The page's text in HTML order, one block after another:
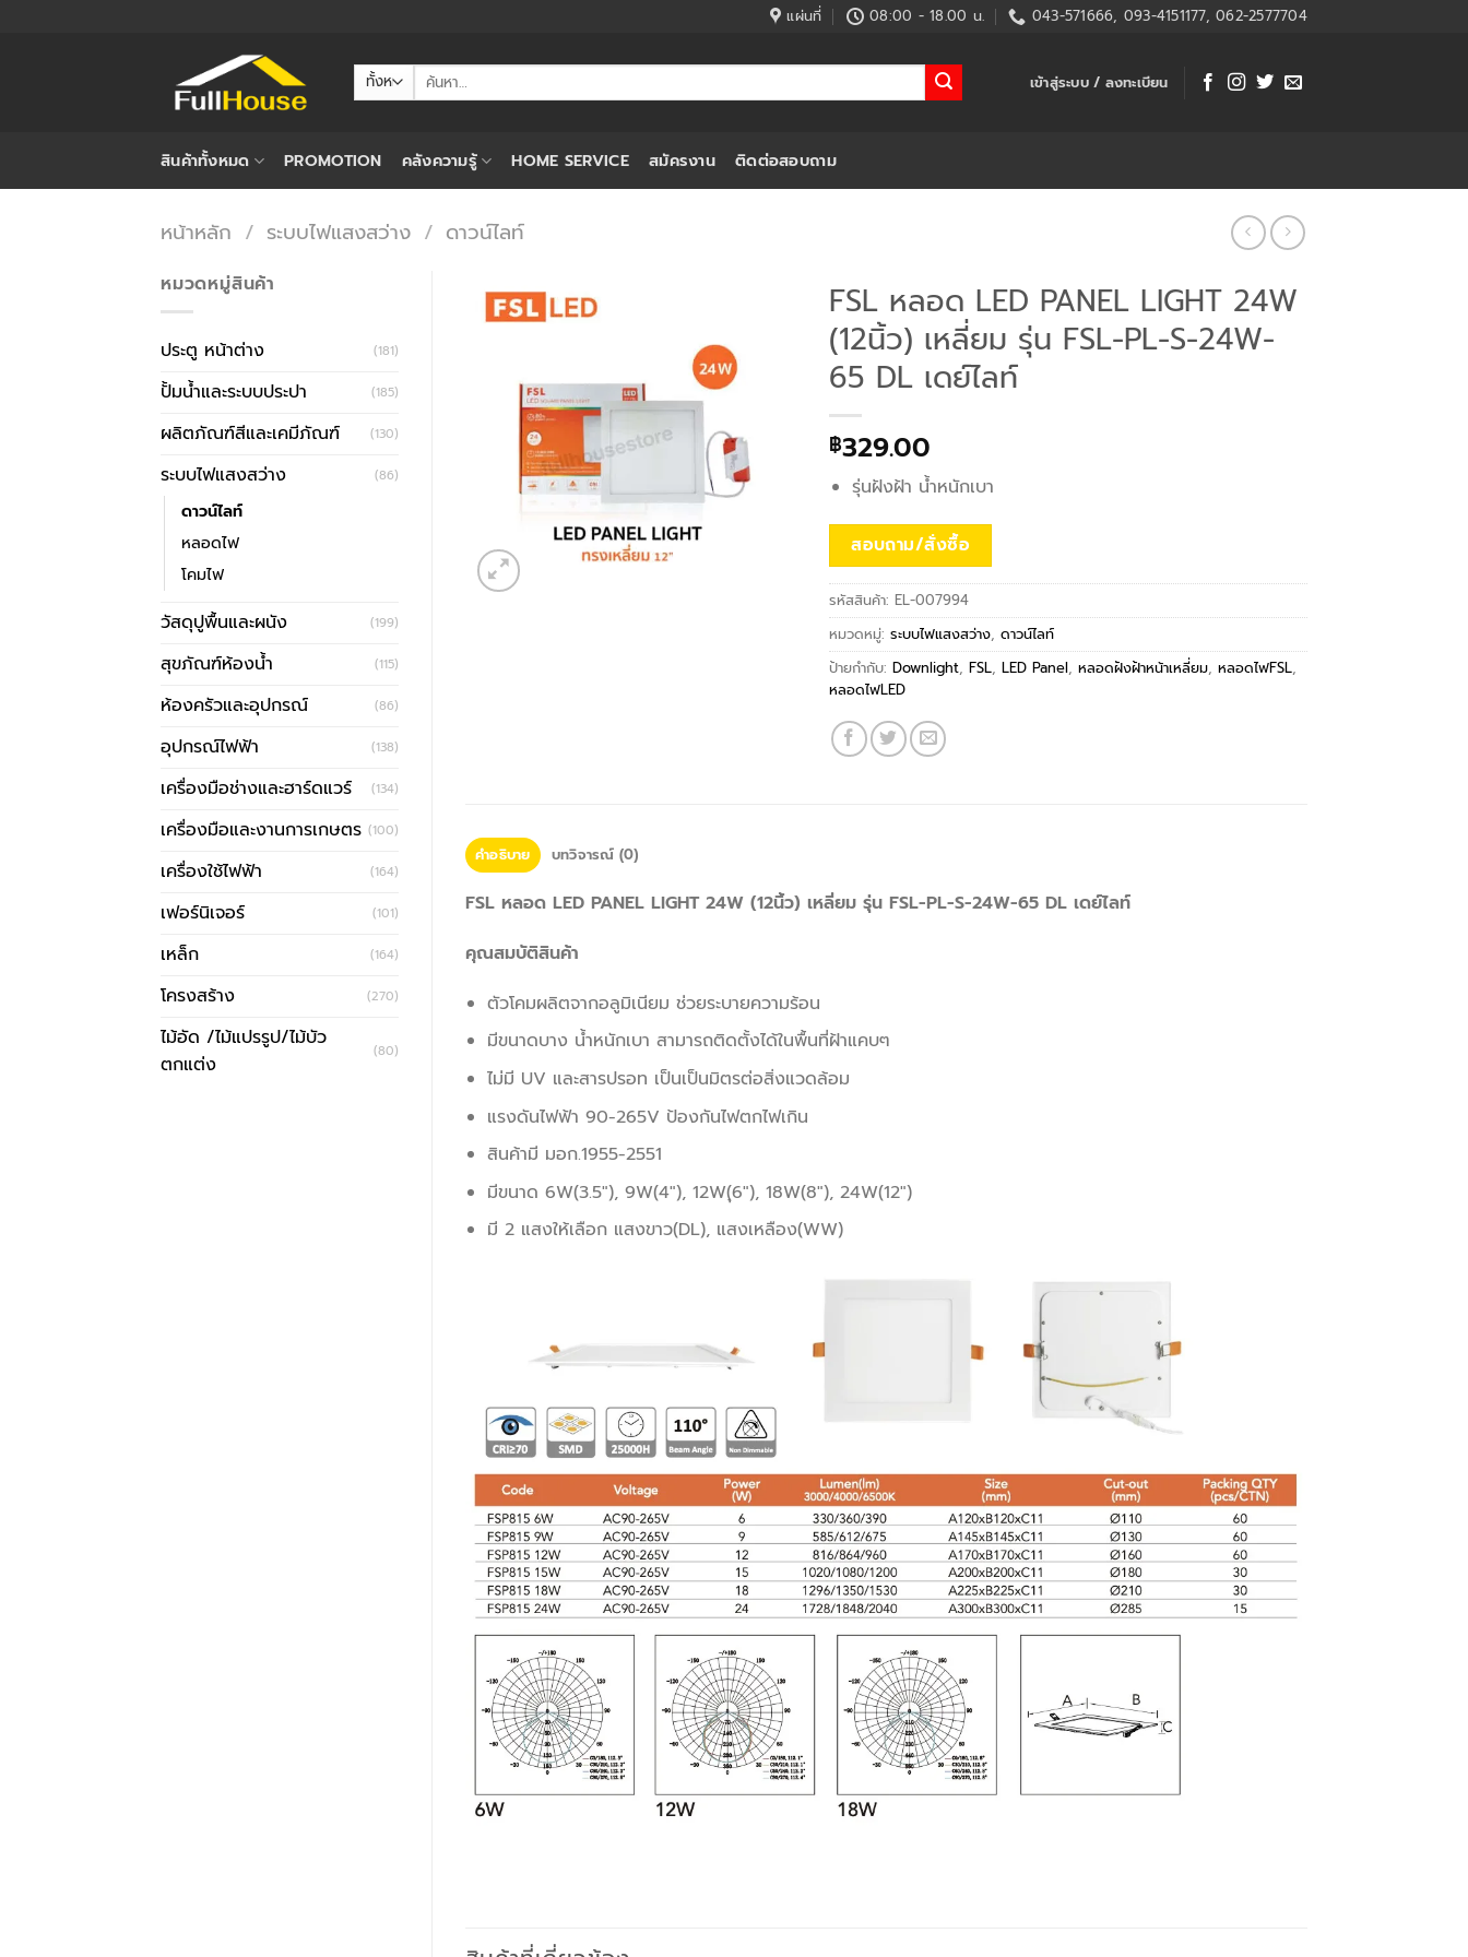
แผ่นที่ 08:00 - 18.00 น. 043-571666, 093-4151177, 062-2577704
ค้นหา: เข้าสู่ระบบ / ลงทะเบียน
สินค้าทั้งหมด PROMOTION คลังความรู้ HOME SERVICE สมัครงาน ติดต่อสอบถาม
หน้าหลัก / ระบบไฟแสงสว่าง / ดาวน์ไลท์
หมวดหมู่สินค้า
ประตู หน้าต่าง (181)
ปั้มน้ำและระบบประปา (185)
ผลิตภัณฑ์สีและเคมีภัณฑ์ (130)
ระบบไฟแสงสว่าง (86)
ดาวน์ไลท์
หลอดไฟ
โคมไฟ
วัสดุปูพื้นและผนัง (199)
สุขภัณฑ์ห้องน้ำ (115)
ห้องครัวและอุปกรณ์ (86)
อุปกรณ์ไฟฟ้า (138)
เครื่องมือช่างและฮาร์ดแวร์ (134)
เครื่องมือและงานการเกษตร (100)
เครื่องใช้ไฟฟ้า (164)
เฟอร์นิเจอร์ (101)
เหล็ก (164)
โครงสร้าง (270)
ไม้อัด /ไม้แปรรูป/ไม้บัว
ตกแต่ง
(80)
FSL หลอด LED PANEL LIGHT 24W
(12นิ้ว) เหลี่ยม รุ่น FSL-PL-S-24W-
65 DL เดย์ไลท์
฿329.00
รุ่นฝังฝ้า น้ำหนักเบา
สอบถาม/สั่งซื้อ
รหัสสินค้า:EL-007994
หมวดหมู่:ระบบไฟแสงสว่าง,ดาวน์ไลท์
ป้ายกำกับ:Downlight,FSL,LED Panel,หลอดฝังฝ้าหน้าเหลี่ยม,หลอดไฟFSL,
หลอดไฟLED
คำอธิบาย บทวิจารณ์ (0)
FSL หลอด LED PANEL LIGHT 24W (12นิ้ว) เหลี่ยม รุ่น FSL-PL-S-24W-65 DL เดย์ไลท์
คุณสมบัติสินค้า
ตัวโคมผลิตจากอลูมิเนียม ช่วยระบายความร้อน
มีขนาดบาง น้ำหนักเบา สามารถติดตั้งได้ในพื้นที่ฝ้าแคบๆ
ไม่มี UV และสารปรอท เป็นเป็นมิตรต่อสิ่งแวดล้อม
แรงดันไฟฟ้า 90-265V ป้องกันไฟตกไฟเกิน
สินค้ามี มอก.1955-2551
มีขนาด 6W(3.5″), 9W(4″), 12W(ุ6″), 18W(8″), 24W(12″)
มี 2 แสงให้เลือก แสงขาว(DL), แสงเหลือง(WW)